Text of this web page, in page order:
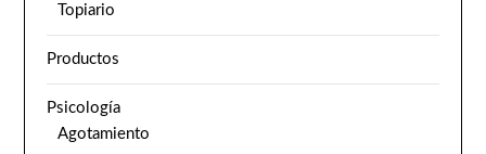
Topiario
Productos
Psicología
Agotamiento